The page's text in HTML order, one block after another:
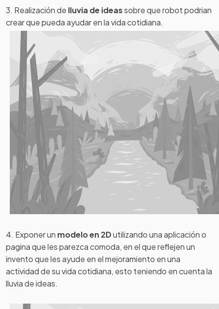
3. Realización de lluvia de ideassobre que robot podrian
crear que pueda ayudar en la vida cotidiana.
4. Exponer un modelo en 2Dutilizando una aplicación o
pagina que les parezca comoda, en el que reflejen un
invento que les ayude en el mejoramiento en una
actividad de su vida cotidiana, esto teniendo en cuenta la
lluvia de ideas.